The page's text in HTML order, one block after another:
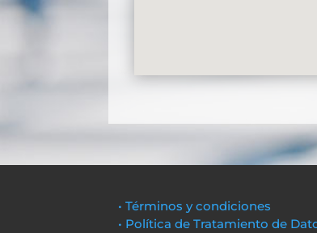
• Términos y condiciones
• Política de Tratamiento de